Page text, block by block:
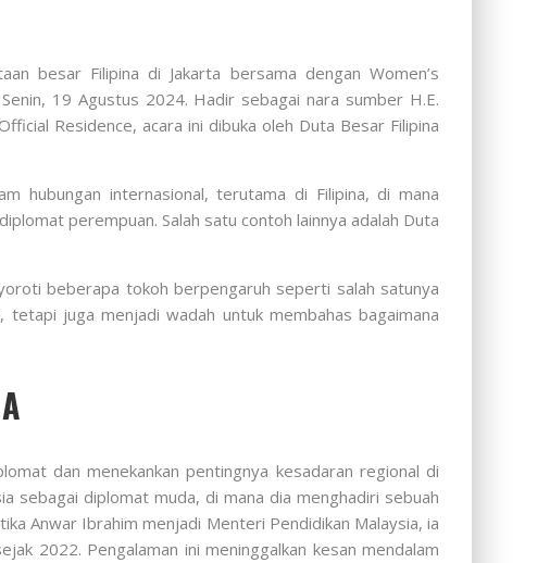
besar Filipina di Jakarta bersama dengan Women’s
19 Agustus 2024. Hadir sebagai nara sumber H.E.
Residence, acara ini dibuka oleh Duta Besar Filipina
hubungan internasional, terutama di Filipina, di mana
perempuan. Salah satu contoh lainnya adalah Duta
beberapa tokoh berpengaruh seperti salah satunya
juga menjadi wadah untuk membahas bagaimana
dan menekankan pentingnya kesadaran regional di
sebagai diplomat muda, di mana dia menghadiri sebuah
Anwar Ibrahim menjadi Menteri Pendidikan Malaysia, ia
2022. Pengalaman ini meninggalkan kesan mendalam